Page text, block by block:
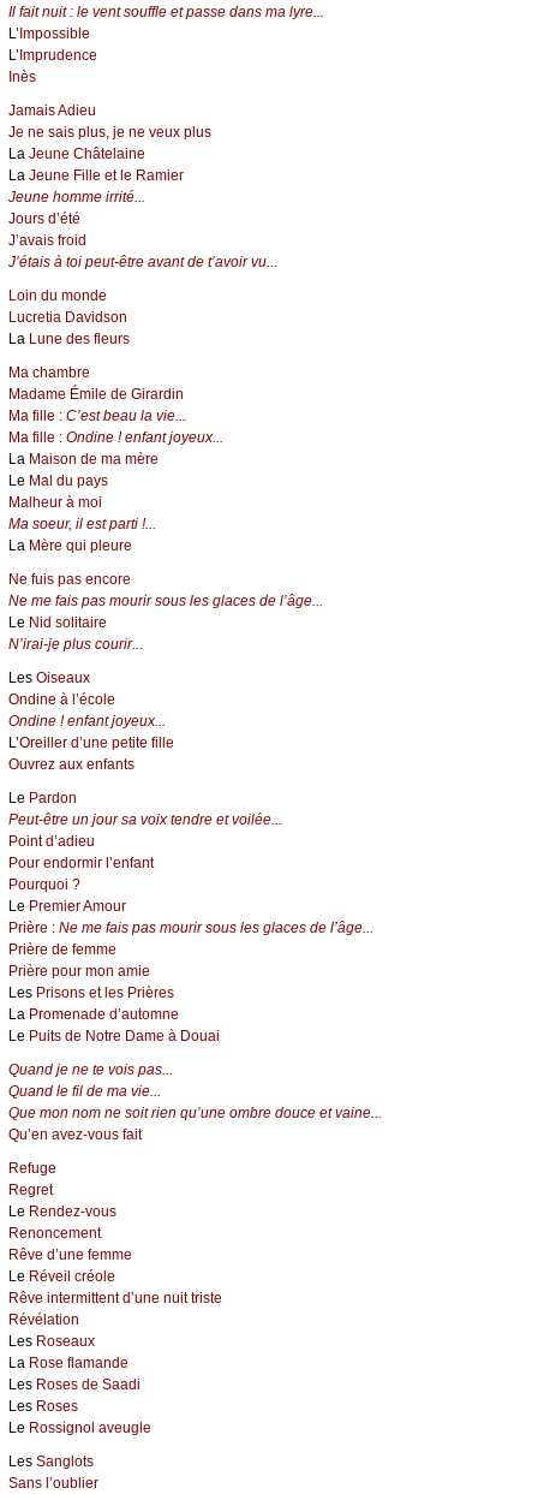
Il fait nuit : le vent souffle et passe dans ma lyre...
L’Impossible
L’Imprudence
Inès
Jamais Adieu
Je ne sais plus, je ne veux plus
La Jeune Châtelaine
La Jeune Fille et le Ramier
Jeune homme irrité...
Jours d’été
J’avais froid
J’étais à toi peut-être avant de t’avoir vu...
Loin du monde
Lucretia Davidson
La Lune des fleurs
Ma chambre
Madame Émile de Girardin
Ma fille : C’est beau la vie...
Ma fille : Ondine ! enfant joyeux...
La Maison de ma mère
Le Mal du pays
Malheur à moi
Ma soeur, il est parti !...
La Mère qui pleure
Ne fuis pas encore
Ne me fais pas mourir sous les glaces de l’âge...
Le Nid solitaire
N’irai-je plus courir...
Les Oiseaux
Ondine à l’école
Ondine ! enfant joyeux...
L’Oreiller d’une petite fille
Ouvrez aux enfants
Le Pardon
Peut-être un jour sa voix tendre et voilée...
Point d’adieu
Pour endormir l’enfant
Pourquoi ?
Le Premier Amour
Prière : Ne me fais pas mourir sous les glaces de l’âge...
Prière de femme
Prière pour mon amie
Les Prisons et les Prières
La Promenade d’automne
Le Puits de Notre Dame à Douai
Quand je ne te vois pas...
Quand le fil de ma vie...
Que mon nom ne soit rien qu’une ombre douce et vaine...
Qu’en avez-vous fait
Refuge
Regret
Le Rendez-vous
Renoncement
Rêve d’une femme
Le Réveil créole
Rêve intermittent d’une nuit triste
Révélation
Les Roseaux
La Rose flamande
Les Roses de Saadi
Les Roses
Le Rossignol aveugle
Les Sanglots
Sans l’oublier